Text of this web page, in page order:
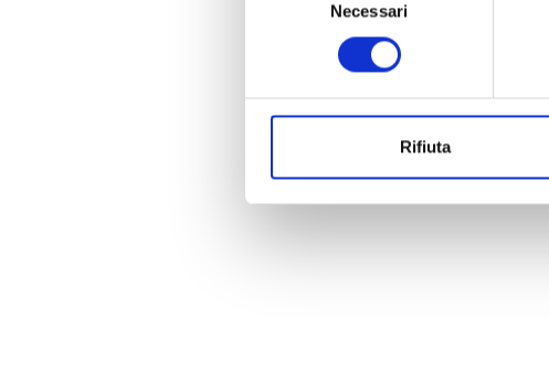
Necessari
Rifiuta